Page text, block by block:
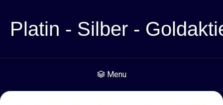
Platin - Silber -
Menu